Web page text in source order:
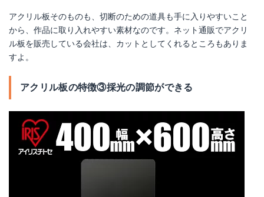
アクリル板そのものも、切断のための道具も手に入りやすいこと
から、作品に取り入れやすい素材なのです。ネット通販でアクリ
ル板を販売している会社は、カットとしてくれるところもありま
すよ。
アクリル板の特徴③採光の調節ができる